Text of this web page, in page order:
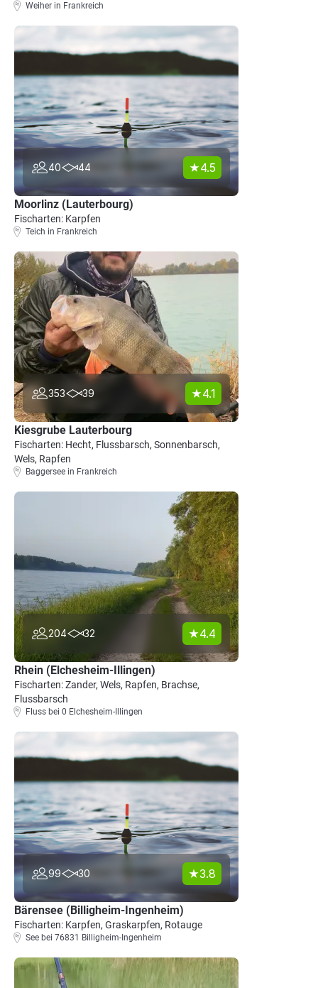
Weiher in Frankreich
40 44 4.5
Moorlinz (Lauterbourg)
Fischarten: Karpfen
Teich in Frankreich
353 39 4.1
Kiesgrube Lauterbourg
Fischarten: Hecht, Flussbarsch, Sonnenbarsch,
Wels, Rapfen
Baggersee in Frankreich
204 32 4.4
Rhein (Elchesheim-Illingen)
Fischarten: Zander, Wels, Rapfen, Brachse,
Flussbarsch
Fluss bei 0 Elchesheim-Illingen
99 30 3.8
Bärensee (Billigheim-Ingenheim)
Fischarten: Karpfen, Graskarpfen, Rotauge
See bei 76831 Billigheim-Ingenheim